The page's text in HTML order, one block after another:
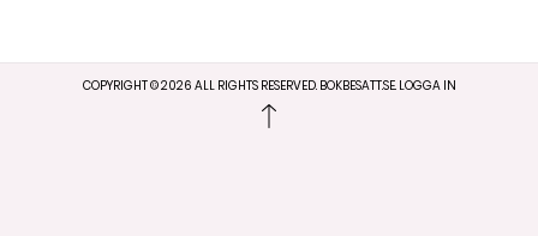
COPYRIGHT ©2026 ALL RIGHTS RESERVED. BOKBESATT.SE. LOGGA IN